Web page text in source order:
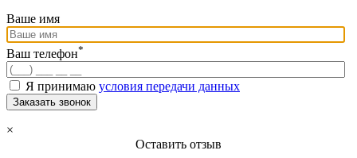
Ваше имя
Ваш телефон*
Я принимаю условия передачи данных
Заказать звонок
×
Оставить отзыв